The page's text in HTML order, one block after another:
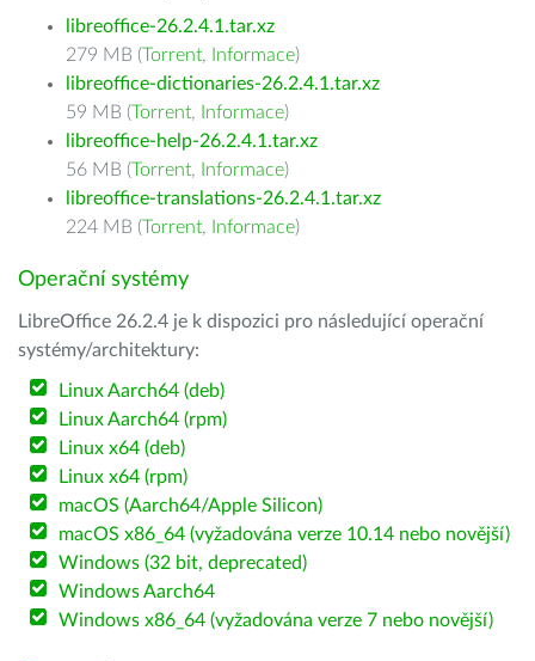
libreoffice-26.2.4.1.tar.xz
279 MB (Torrent, Informace)
libreoffice-dictionaries-26.2.4.1.tar.xz
59 MB (Torrent, Informace)
libreoffice-help-26.2.4.1.tar.xz
56 MB (Torrent, Informace)
libreoffice-translations-26.2.4.1.tar.xz
224 MB (Torrent, Informace)
Operační systémy
LibreOffice 26.2.4 je k dispozici pro následující operační
systémy/architektury:
Linux Aarch64 (deb)
Linux Aarch64 (rpm)
Linux x64 (deb)
Linux x64 (rpm)
macOS (Aarch64/Apple Silicon)
macOS x86_64 (vyžadována verze 10.14 nebo novější)
Windows (32 bit, deprecated)
Windows Aarch64
Windows x86_64 (vyžadována verze 7 nebo novější)